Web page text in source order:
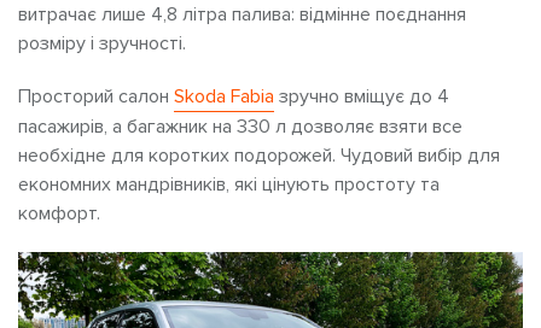
витрачає лише 4,8 літра палива: відмінне поєднання
розміру і зручності.
Просторий салон Skoda Fabia зручно вміщує до 4
пасажирів, а багажник на 330 л дозволяє взяти все
необхідне для коротких подорожей. Чудовий вибір для
економних мандрівників, які цінують простоту та
комфорт.